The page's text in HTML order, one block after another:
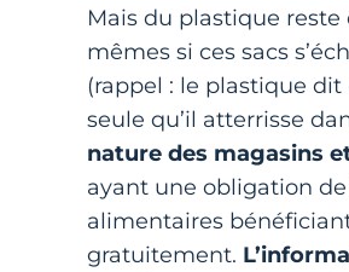
Mais du plastique
mêmes si ces sacs
(rappel : le plastique
seule qu’il atterrisse
nature des magasins
ayant une obligation
alimentaires
gratuitement.